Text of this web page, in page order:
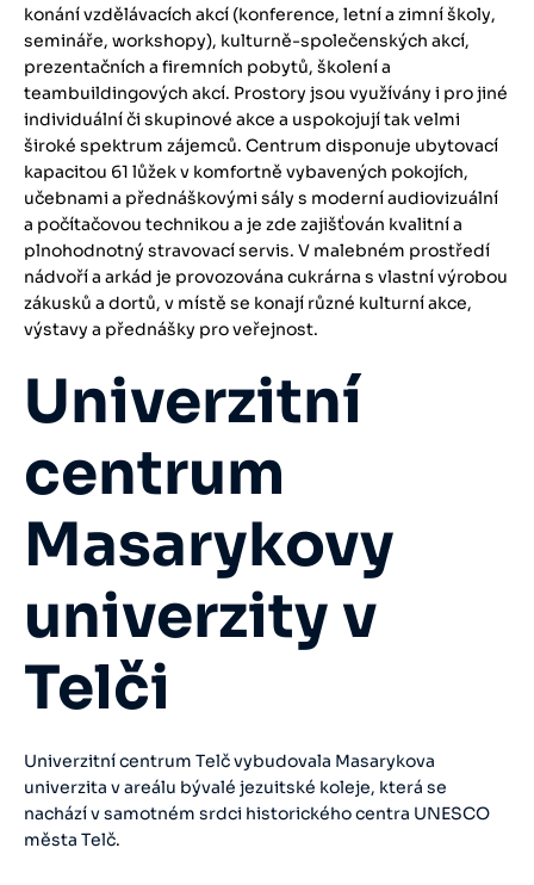
konání vzdělávacích akcí (konference, letní a zimní školy,
semináře, workshopy), kulturně-společenských akcí,
prezentačních a firemních pobytů, školení a
teambuildingových akcí. Prostory jsou využívány i pro jiné
individuální či skupinové akce a uspokojují tak velmi
široké spektrum zájemců. Centrum disponuje ubytovací
kapacitou 61 lůžek v komfortně vybavených pokojích,
učebnami a přednáškovými sály s moderní audiovizuální
a počítačovou technikou a je zde zajišťován kvalitní a
plnohodnotný stravovací servis. V malebném prostředí
nádvoří a arkád je provozována cukrárna s vlastní výrobou
zákusků a dortů, v místě se konají různé kulturní akce,
výstavy a přednášky pro veřejnost.
Univerzitní
centrum
Masarykovy
univerzity v
Telči
Univerzitní centrum Telč vybudovala Masarykova
univerzita v areálu bývalé jezuitské koleje, která se
nachází v samotném srdci historického centra UNESCO
města Telč.